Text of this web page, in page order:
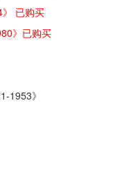
》 已购买
》已购买
1953》